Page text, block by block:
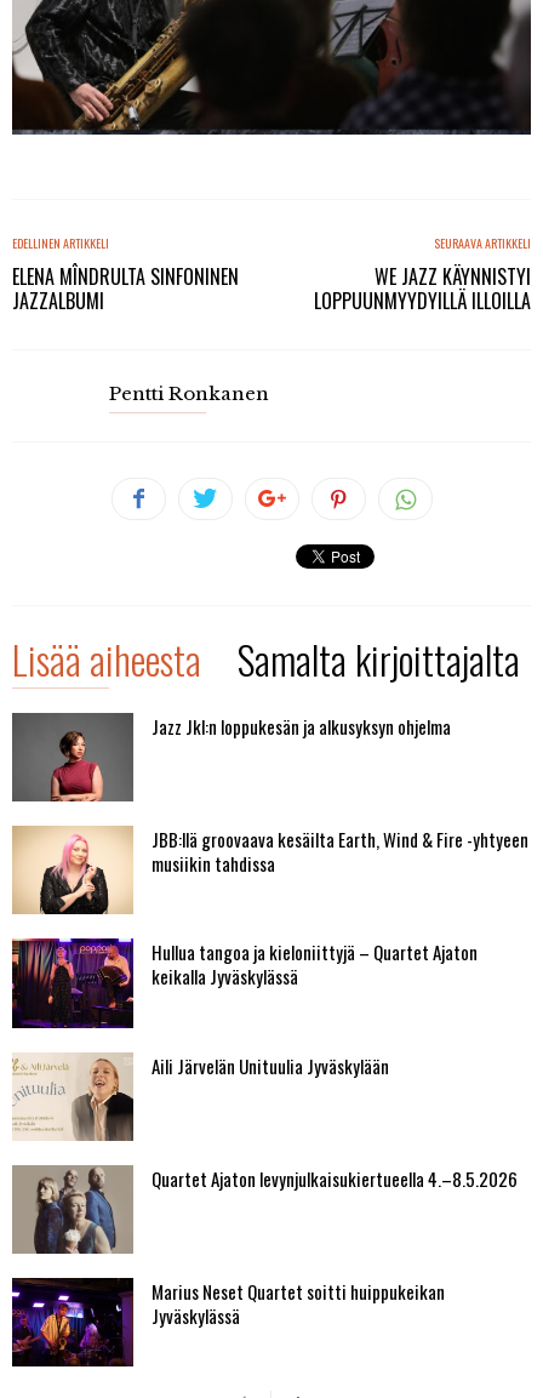
EDELLINEN ARTIKKELI
ELENA MÎNDRULTA SINFONINEN
JAZZALBUMI
SEURAAVA ARTIKKELI
WE JAZZ KÄYNNISTYI
LOPPUUNMYYDYILLÄ ILLOILLA
Pentti Ronkanen
Lisää aiheesta Samalta kirjoittajalta
Jazz Jkl:n loppukesän ja alkusyksyn ohjelma
JBB:llä groovaava kesäilta Earth, Wind & Fire -yhtyeen
musiikin tahdissa
Hullua tangoa ja kieloniittyjä – Quartet Ajaton
keikalla Jyväskylässä
Aili Järvelän Unituulia Jyväskylään
Quartet Ajaton levynjulkaisukiertueella 4.–8.5.2026
Marius Neset Quartet soitti huippukeikan
Jyväskylässä